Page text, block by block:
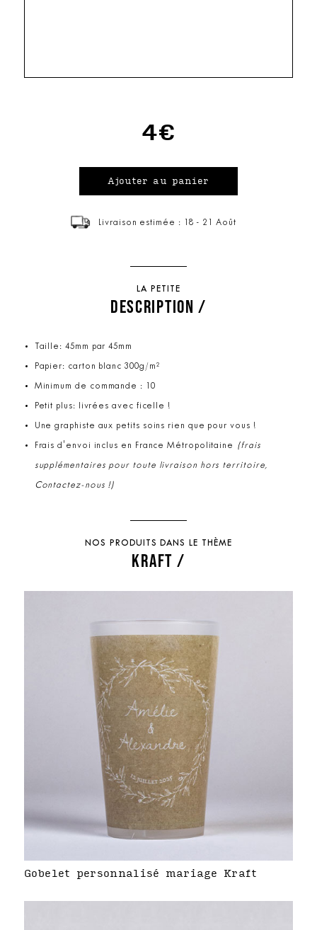
4€
Livraison estimée : 18 - 21 Août
LA PETITE
DESCRIPTION /
Taille: 45mm par 45mm
Papier: carton blanc 300g/m²
Minimum de commande : 10
Petit plus: livrées avec ficelle !
Une graphiste aux petits soins rien que pour vous !
Frais d'envoi inclus en France Métropolitaine (frais
supplémentaires pour toute livraison hors territoire,
Contactez-nous !)
NOS PRODUITS DANS LE THÈME
KRAFT /
Gobelet personnalisé mariage Kraft